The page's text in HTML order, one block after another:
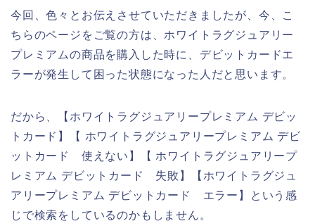
今回、色々とお伝えさせていただきましたが、今、こ
ちらのページをご覧の方は、ホワイトラグジュアリー
プレミアムの商品を購入した時に、デビットカードエ
ラーが発生して困った状態になった人だと思います。
だから、【ホワイトラグジュアリープレミアム デビッ
トカード】【 ホワイトラグジュアリープレミアム デビ
ットカード 使えない】【 ホワイトラグジュアリープ
レミアム デビットカード 失敗】【ホワイトラグジュ
アリープレミアム デビットカード エラー】という感
じで検索をしているのかもしません。